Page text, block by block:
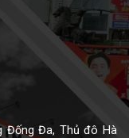
Đống Đa, Thủ đô Hà